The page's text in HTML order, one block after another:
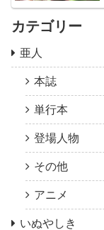
カテゴリー
亜人
本誌
単行本
登場人物
その他
アニメ
いぬやしき